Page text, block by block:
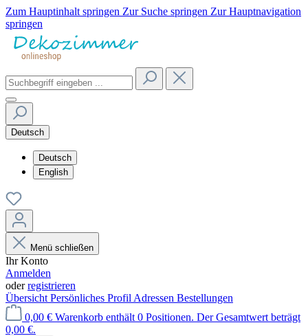
Zum Hauptinhalt springen Zur Suche springen Zur Hauptnavigation
springen
Deutsch
Deutsch
English
Menü schließen
Ihr Konto
Anmelden
oderregistrieren
Übersicht Persönliches Profil Adressen Bestellungen
0,00 € Warenkorb enthält 0 Positionen. Der Gesamtwert beträgt
0,00 €.